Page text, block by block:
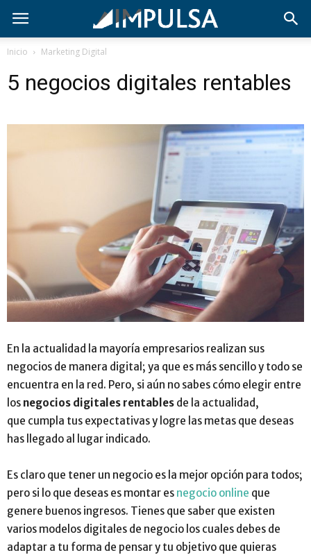
Inicio Marketing Digital
5 negocios digitales rentables
En la actualidad la mayoría empresarios realizan sus
negocios de manera digital; ya que es más sencillo y todo se
encuentra en la red. Pero, si aún no sabes cómo elegir entre
los negocios digitales rentables de la actualidad,
que cumpla tus expectativas y logre las metas que deseas
has llegado al lugar indicado.
Es claro que tener un negocio es la mejor opción para todos;
pero si lo que deseas es montar es negocio online que
genere buenos ingresos. Tienes que saber que existen
varios modelos digitales de negocio los cuales debes de
adaptar a tu forma de pensar y tu objetivo que quieras